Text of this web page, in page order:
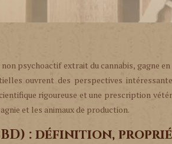
psychoactif extrait du cannabis, gagne
ouvrent des perspectives
rigoureuse et une prescription
et les animaux de production.
: définition,